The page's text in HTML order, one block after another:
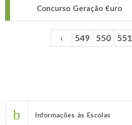
Concurso Geração €uro
‹ 549 550 551
Informações às Escolas